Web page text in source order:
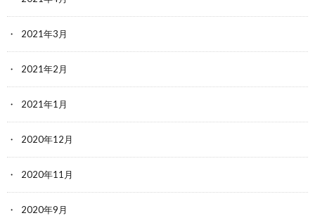
2021年3月
2021年2月
2021年1月
2020年12月
2020年11月
2020年9月